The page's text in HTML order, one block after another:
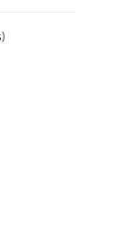
quaisquer